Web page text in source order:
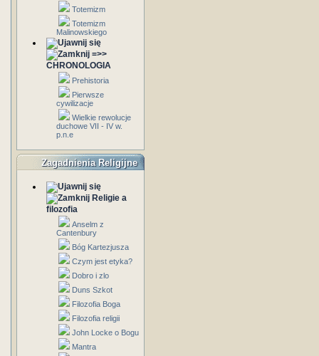
Totemizm
Totemizm
Malinowskiego
=>>
CHRONOLOGIA
Prehistoria
Pierwsze
cywilizacje
Wielkie rewolucje
duchowe VII - IV w.
p.n.e
Zagadnienia Religijne
Religie a
filozofia
Anselm z
Cantenbury
Bóg Kartezjusza
Czym jest etyka?
Dobro i zlo
Duns Szkot
Filozofia Boga
Filozofia religii
John Locke o Bogu
Mantra